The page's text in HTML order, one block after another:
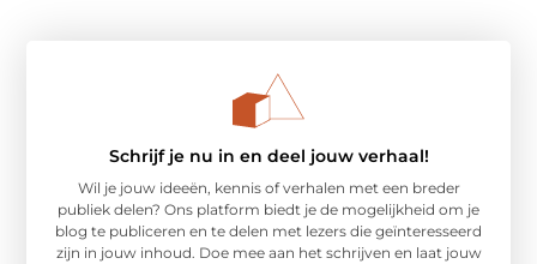
Schrijf je nu in en deel jouw verhaal!
Wil je jouw ideeën, kennis of verhalen met een breder
publiek delen? Ons platform biedt je de mogelijkheid om je
blog te publiceren en te delen met lezers die geïnteresseerd
zijn in jouw inhoud. Doe mee aan het schrijven en laat jouw